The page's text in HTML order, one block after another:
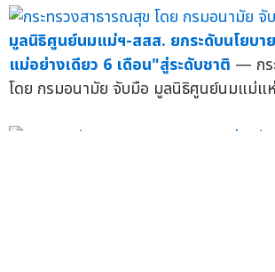
มูลนิธิศูนย์นมแม่ฯ-สสส. ยกระดับนโยบา
แม่อย่างเดียว 6 เดือน"สู่ระดับชาติ — กร
โดย กรมอนามัย จับมือ มูลนิธิศูนย์นมแม่แ